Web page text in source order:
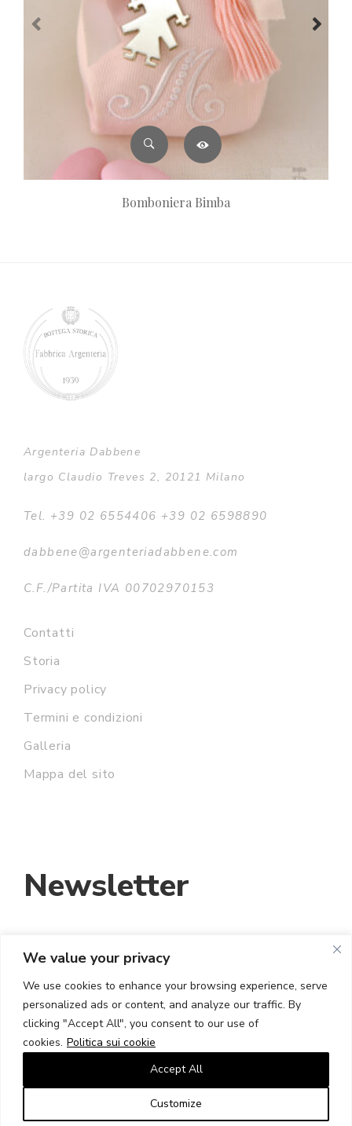
We value your privacy
We use cookies to enhance your browsing experience, serve
personalized ads or content, and analyze our traffic. By
clicking "Accept All", you consent to our use of
cookies. Politica sui cookie
Customize
Accept All
Bomboniera Bimba
Argenteria Dabbene
largo Claudio Treves 2, 20121 Milano
Tel. +39 02 6554406 +39 02 6598890
dabbene@argenteriadabbene.com
C.F./Partita IVA 00702970153
Contatti
Storia
Privacy policy
Termini e condizioni
Galleria
Mappa del sito
Newsletter
INDIRIZZO EMAIL:
HO LETTO E ACCETTO I TERMINI E LE
CONDIZIONI